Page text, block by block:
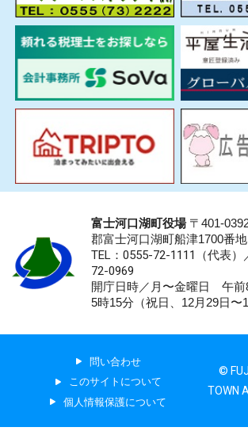
富士河口湖町役場〒401-
郡富士河口湖町船津1700番地
TEL：0555-72-1111 （代表）
72-0969
開庁日時／月〜金曜日 午前
5時15分（祝日、12月29日〜
問い合わせ
このサイトについて
個人情報保護について
©
TOWN